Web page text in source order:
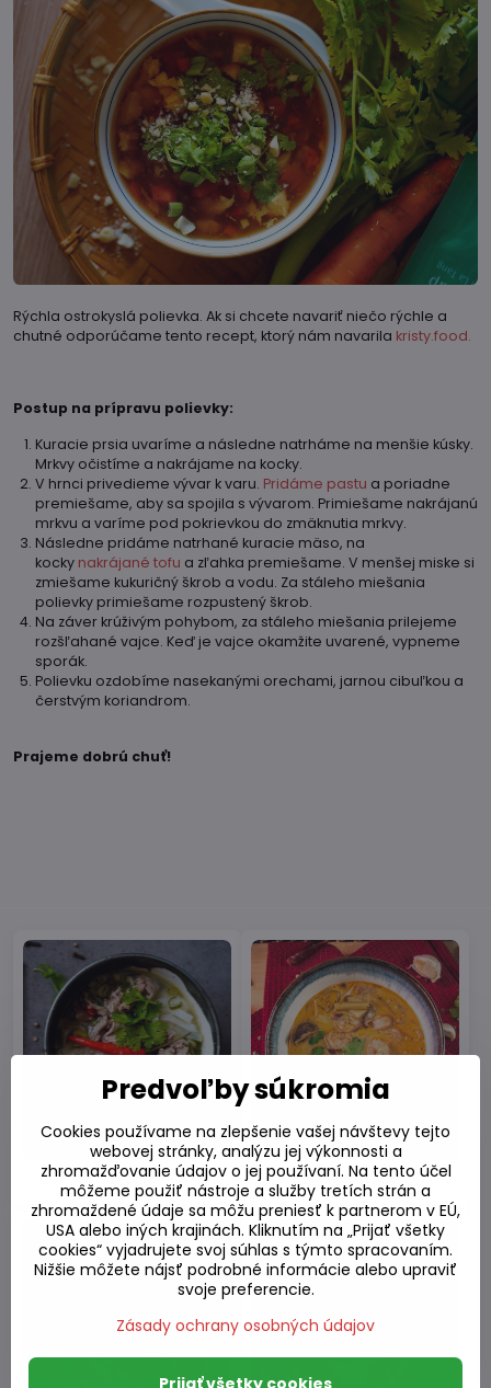
Rýchla ostrokyslá polievka. Ak si chcete navariť niečo rýchle a
chutné odporúčame tento recept, ktorý nám navarila kristy.food.
Postup na prípravu polievky:
Kuracie prsia uvaríme a následne natrháme na menšie kúsky.
Mrkvy očistíme a nakrájame na kocky.
V hrnci privedieme vývar k varu. Pridáme pastu a poriadne
premiešame, aby sa spojila s vývarom. Primiešame nakrájanú
mrkvu a varíme pod pokrievkou do zmäknutia mrkvy.
Následne pridáme natrhané kuracie mäso, na
kocky nakrájané tofu a zľahka premiešame. V menšej miske si
zmiešame kukuričný škrob a vodu. Za stáleho miešania
polievky primiešame rozpustený škrob.
Na záver krúživým pohybom, za stáleho miešania prilejeme
rozšľahané vajce. Keď je vajce okamžite uvarené, vypneme
sporák.
Polievku ozdobíme nasekanými orechami, jarnou cibuľkou a
čerstvým koriandrom.
Prajeme dobrú chuť!
Pho Bo Tom Yum
Predvoľby súkromia
Cookies používame na zlepšenie vašej návštevy tejto
webovej stránky, analýzu jej výkonnosti a
zhromažďovanie údajov o jej používaní. Na tento účel
môžeme použiť nástroje a služby tretích strán a
zhromaždené údaje sa môžu preniesť k partnerom v EÚ,
USA alebo iných krajinách. Kliknutím na „Prijať všetky
cookies“ vyjadrujete svoj súhlas s týmto spracovaním.
Nižšie môžete nájsť podrobné informácie alebo upraviť
svoje preferencie.
Zásady ochrany osobných údajov
Prijať všetky cookies